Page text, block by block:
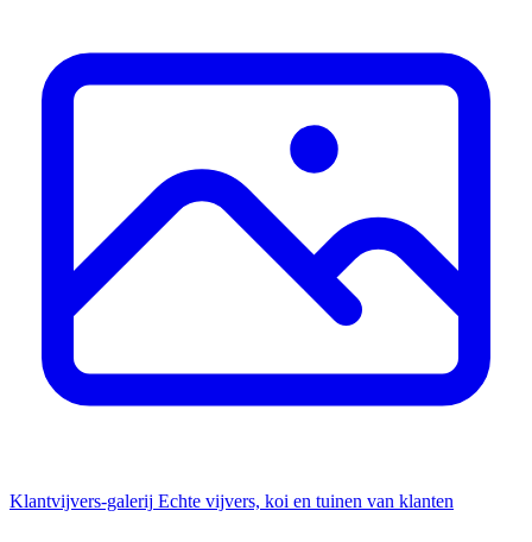
Klantvijvers-galerij Echte vijvers, koi en tuinen van klanten